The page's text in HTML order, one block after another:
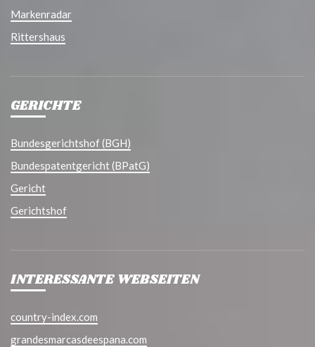
Markenradar
Rittershaus
GERICHTE
Bundesgerichtshof (BGH)
Bundespatentgericht (BPatG)
Gericht
Gerichtshof
INTERESSANTE WEBSEITEN
country-index.com
grandesmarcasdeespana.com